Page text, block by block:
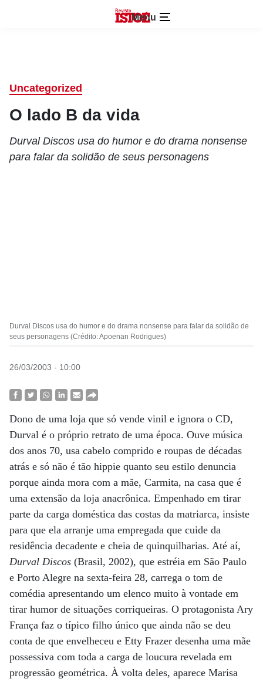
Menu
Uncategorized
O lado B da vida
Durval Discos usa do humor e do drama nonsense
para falar da solidão de seus personagens
Durval Discos usa do humor e do drama nonsense para falar da solidão de
seus personagens (Crédito: Apoenan Rodrigues)
26/03/2003 - 10:00
Dono de uma loja que só vende vinil e ignora o CD,
Durval é o próprio retrato de uma época. Ouve música
dos anos 70, usa cabelo comprido e roupas de décadas
atrás e só não é tão hippie quanto seu estilo denuncia
porque ainda mora com a mãe, Carmita, na casa que é
uma extensão da loja anacrônica. Empenhado em tirar
parte da carga doméstica das costas da matriarca, insiste
para que ela arranje uma empregada que cuide da
residência decadente e cheia de quinquilharias. Até aí,
Durval Discos (Brasil, 2002), que estréia em São Paulo
e Porto Alegre na sexta-feira 28, carrega o tom de
comédia apresentando um elenco muito à vontade em
tirar humor de situações corriqueiras. O protagonista Ary
França faz o típico filho único que ainda não se deu
conta de que envelheceu e Etty Frazer desenha uma mãe
possessiva com toda a carga de loucura revelada em
progressão geométrica. À volta deles, aparece Marisa